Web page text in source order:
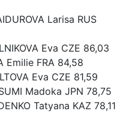
Larisa RUS
Eva CZE 86,03
Emilie FRA 84,58
Eva CZE 81,59
Madoka JPN 78,75
Tatyana KAZ 78,11